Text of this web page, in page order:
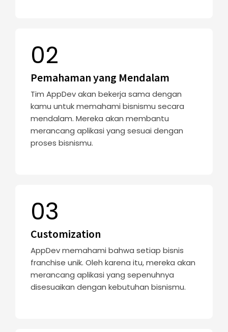
02
Pemahaman yang Mendalam
Tim AppDev akan bekerja sama dengan
kamu untuk memahami bisnismu secara
mendalam. Mereka akan membantu
merancang aplikasi yang sesuai dengan
proses bisnismu.
03
Customization
AppDev memahami bahwa setiap bisnis
franchise unik. Oleh karena itu, mereka akan
merancang aplikasi yang sepenuhnya
disesuaikan dengan kebutuhan bisnismu.